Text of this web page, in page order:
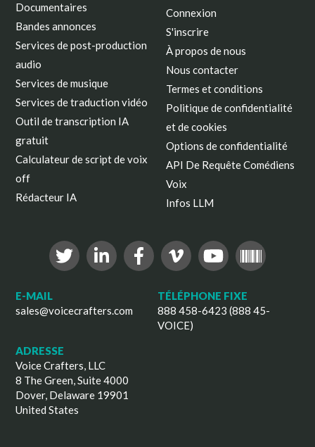
Documentaires
Bandes annonces
Services de post-production
audio
Services de musique
Services de traduction vidéo
Outil de transcription IA
gratuit
Calculateur de script de voix
off
Rédacteur IA
Connexion
S'inscrire
À propos de nous
Nous contacter
Termes et conditions
Politique de confidentialité
et de cookies
Options de confidentialité
API De Requête Comédiens
Voix
Infos LLM
E-MAIL
sales@voicecrafters.com
TÉLÉPHONE FIXE
888 458-6423 (888 45-
VOICE)
ADRESSE
Voice Crafters, LLC
8 The Green, Suite 4000
Dover, Delaware 19901
United States